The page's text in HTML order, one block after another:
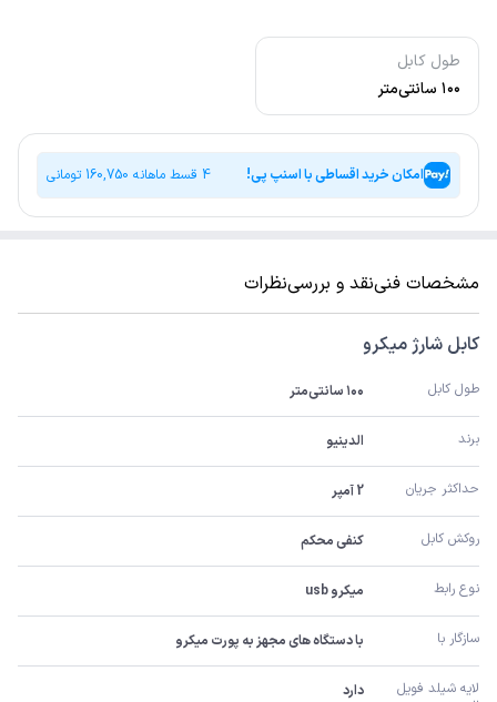
طول کابل
۱۰۰ سانتی‌متر
امکان خرید اقساطی با اسنپ پی! 4 قسط ماهانه 160,750 تومانی
مشخصات فنینقد و بررسینظرات
کابل شارژ میکرو
طول کابل ۱۰۰ سانتی‌متر
برند الدینیو
حداکثر جریان 2 آمپر
روکش کابل کنفی محکم
نوع رابط میکرو usb
سازگار با با دستگاه های مجهز به پورت میکرو
دارد